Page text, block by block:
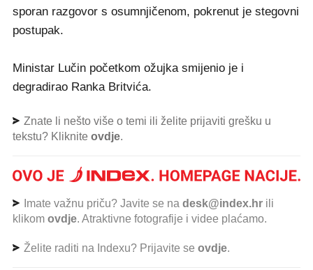
sporan razgovor s osumnjičenom, pokrenut je stegovni
postupak.
Ministar Lučin početkom ožujka smijenio je i
degradirao Ranka Britvića.
Znate li nešto više o temi ili želite prijaviti grešku u
tekstu? Kliknite ovdje.
Imate važnu priču? Javite se na desk@index.hr ili
klikom ovdje. Atraktivne fotografije i videe plaćamo.
Želite raditi na Indexu? Prijavite se ovdje.